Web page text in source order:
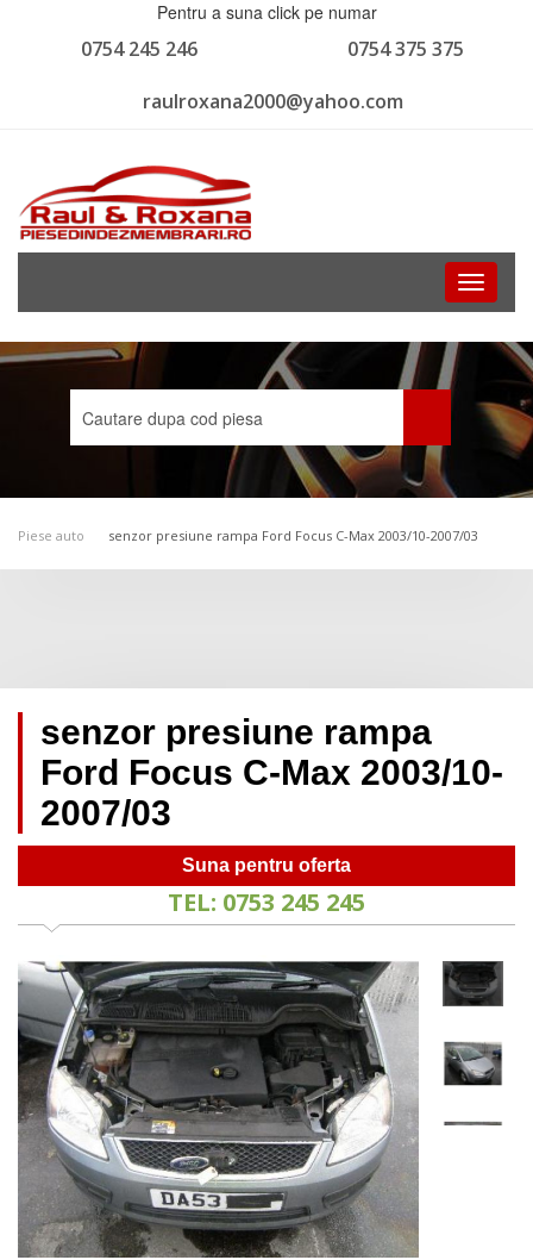
Pentru a suna click pe numar
0754 375 375
0754 245 246
raulroxana2000@yahoo.com
Toggle
Piese auto senzor presiune rampa Ford Focus C-Max 2003/10-2007/03
senzor presiune rampa
Ford Focus C-Max 2003/10-
2007/03
Suna pentru oferta
TEL: 0753 245 245